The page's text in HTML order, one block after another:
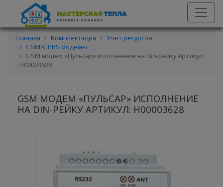
Главная Комплектация
Учет ресурсов
GSM/GPRS модемы
GSM модем «Пульсар» исполнение на Din-рейку Артикул:
Н00003628
GSM МОДЕМ «ПУЛЬСАР» ИСПОЛНЕНИЕ
НА DIN-РЕЙКУ АРТИКУЛ: Н00003628